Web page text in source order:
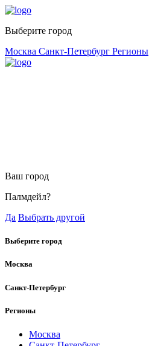
Выберите город
Москва Санкт-Петербург Регионы
Ваш город
Палмдейл?
Да Выбрать другой
Выберите город
Москва
Санкт-Петербург
Регионы
Москва